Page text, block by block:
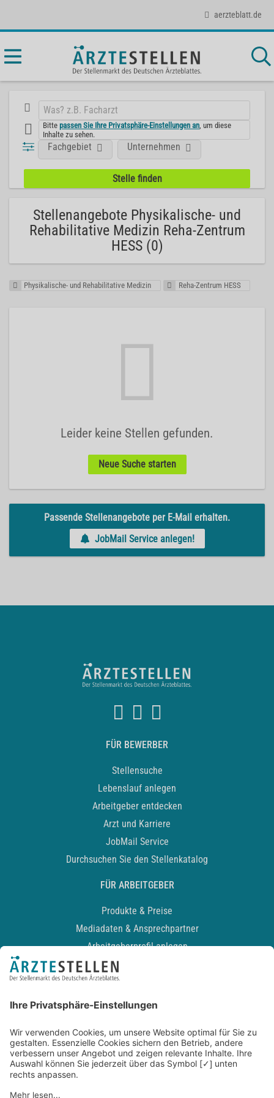
aerzteblatt.de
Bittepassen Sie Ihre Privatsphäre-Einstellungen an , um diese
Inhalte zu sehen.
Fachgebiet Unternehmen
Stellenangebote Physikalische- und
Rehabilitative Medizin Reha-Zentrum
HESS (0)
Physikalische- und Rehabilitative Medizin Reha-Zentrum HESS
Leider keine Stellen gefunden.
Neue Suche starten
Passende Stellenangebote per E-Mail erhalten.
JobMail Service anlegen!
FÜR BEWERBER
Stellensuche
Lebenslauf anlegen
Arbeitgeber entdecken
Arzt und Karriere
JobMail Service
Durchsuchen Sie den Stellenkatalog
FÜR ARBEITGEBER
Produkte & Preise
Mediadaten & Ansprechpartner
Arbeitgeberprofil anlegen
Recruiting-Podcast
Kontakt
Datenschutz
Newsletter